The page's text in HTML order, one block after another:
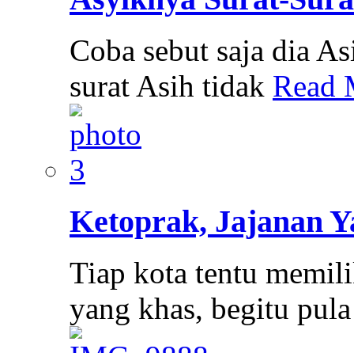
Coba sebut saja dia
surat Asih tidak Read
Ketoprak, Jajanan
Tiap kota tentu
yang khas, begitu